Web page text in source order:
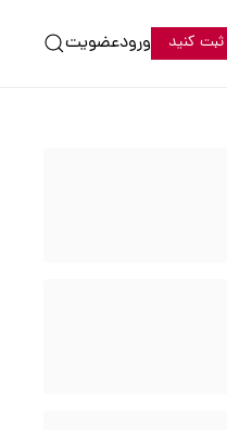
ثبت کنید ورودعضویت